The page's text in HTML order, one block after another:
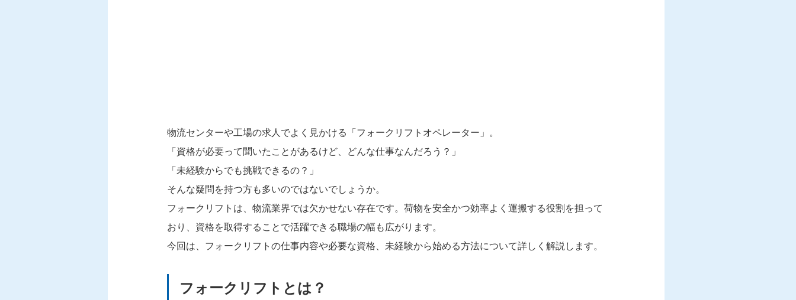
物流センターや工場の求人でよく見かける「フォークリフトオペレーター」。
「資格が必要って聞いたことがあるけど、どんな仕事なんだろう？」
「未経験からでも挑戦できるの？」
そんな疑問を持つ方も多いのではないでしょうか。
フォークリフトは、物流業界では欠かせない存在です。荷物を安全かつ効率よく運搬する役割を担って
おり、資格を取得することで活躍できる職場の幅も広がります。
今回は、フォークリフトの仕事内容や必要な資格、未経験から始める方法について詳しく解説します。
フォークリフトとは？